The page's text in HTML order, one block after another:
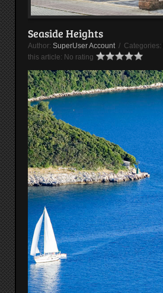
Seaside Heights
Author: SuperUser Account/ Categories:
this article: No rating